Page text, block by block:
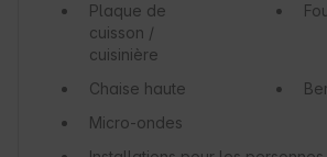
Plaque de
cuisson /
cuisinière
Chaise haute
Micro-ondes